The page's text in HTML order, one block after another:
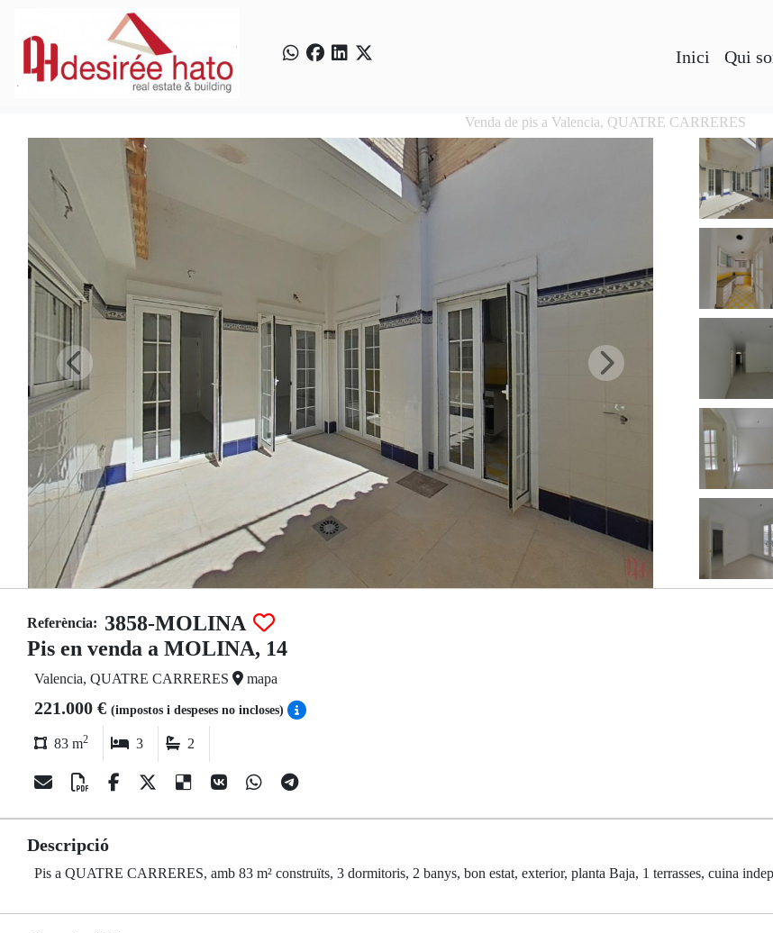
Inici Qui
Venda de pis a Valencia, QUATRE CARRERES
Referència: 3858-MOLINA
Pis en venda a MOLINA, 14
Valencia, QUATRE CARRERES mapa
221.000 € (impostos i despeses no incloses)
83 m2 3 2
Descripció
Pis a QUATRE CARRERES, amb 83 m² construïts, 3 dormitoris, 2 banys, bon estat, exterior, planta Baja, 1 terrasses, cuina